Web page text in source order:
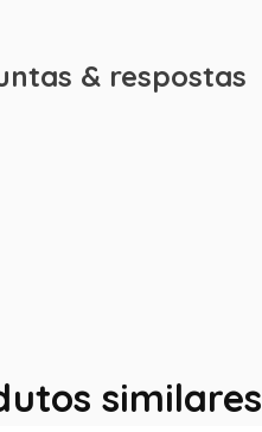
& respostas
similares